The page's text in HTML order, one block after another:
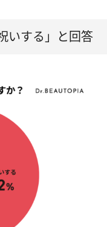
いする」と回答